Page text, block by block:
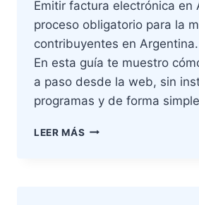
Emitir factura electrónica en
proceso obligatorio para la
contribuyentes en Argentina.
En esta guía te muestro
a paso desde la web, sin
programas y de forma
LEER MÁS ARCA